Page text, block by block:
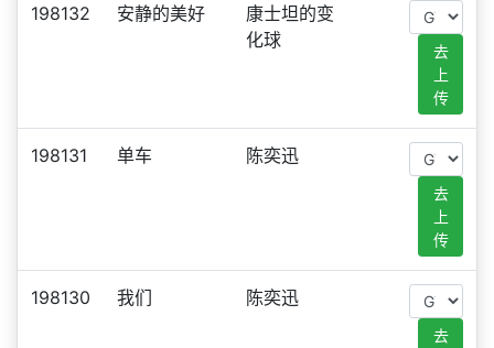
198132 安静的美好
康士坦的变
化球
去
上
传
198131 单车 陈奕迅
去
上
传
198130 我们 陈奕迅
去